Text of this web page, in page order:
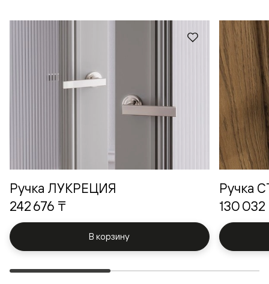
Ручка ЛУКРЕЦИЯ
242 676 ₸
В корзину
Ручка
130 032